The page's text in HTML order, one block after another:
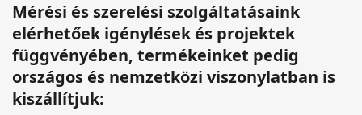
Mérési és szerelési szolgáltatásaink
elérhetőek igénylések és projektek
függvényében, termékeinket pedig
országos és nemzetközi viszonylatban is
kiszállítjuk: